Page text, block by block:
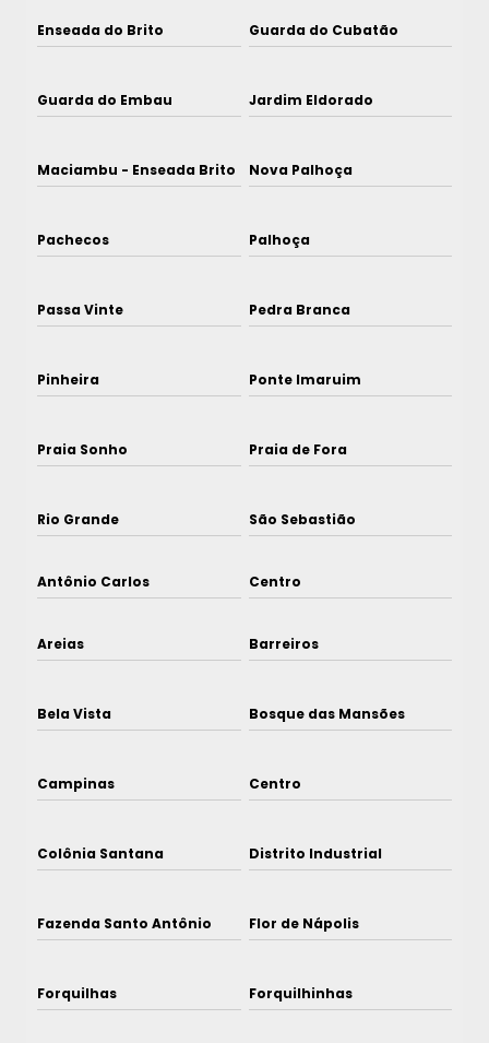
Enseada do Brito Guarda do Cubatão
Guarda do Embau Jardim Eldorado
Maciambu - Enseada Brito Nova Palhoça
Pachecos Palhoça
Passa Vinte Pedra Branca
Pinheira Ponte Imaruim
Praia Sonho Praia de Fora
Rio Grande São Sebastião
Antônio Carlos Centro
Areias Barreiros
Bela Vista Bosque das Mansões
Campinas Centro
Colônia Santana Distrito Industrial
Fazenda Santo Antônio Flor de Nápolis
Forquilhas Forquilhinhas